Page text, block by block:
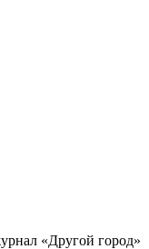
«Другой город»